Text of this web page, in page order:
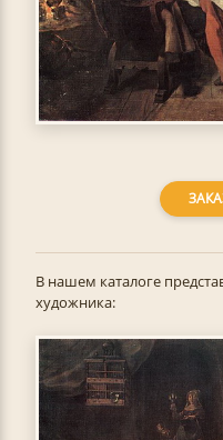
В нашем каталоге
художника: